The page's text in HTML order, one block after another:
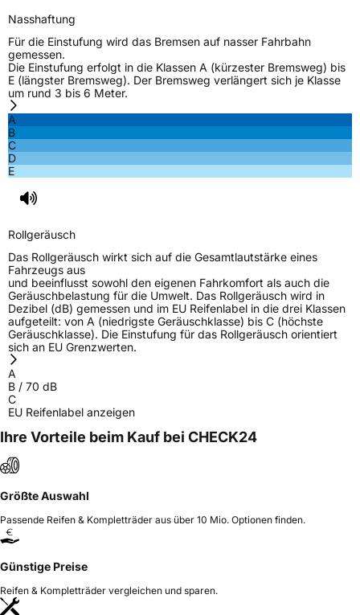
Nasshaftung
Für die Einstufung wird das Bremsen auf nasser Fahrbahn
gemessen.
Die Einstufung erfolgt in die Klassen A (kürzester Bremsweg) bis
E (längster Bremsweg). Der Bremsweg verlängert sich je Klasse
um rund 3 bis 6 Meter.
A
B
C
D
E
Rollgeräusch
Das Rollgeräusch wirkt sich auf die Gesamtlautstärke eines
Fahrzeugs aus
und beeinflusst sowohl den eigenen Fahrkomfort als auch die
Geräuschbelastung für die Umwelt. Das Rollgeräusch wird in
Dezibel (dB) gemessen und im EU Reifenlabel in die drei Klassen
aufgeteilt: von A (niedrigste Geräuschklasse) bis C (höchste
Geräuschklasse). Die Einstufung für das Rollgeräusch orientiert
sich an EU Grenzwerten.
A
B / 70 dB
C
EU Reifenlabel anzeigen
Ihre Vorteile beim Kauf bei CHECK24
Größte Auswahl
Passende Reifen & Kompletträder aus über 10 Mio. Optionen finden.
Günstige Preise
Reifen & Kompletträder vergleichen und sparen.